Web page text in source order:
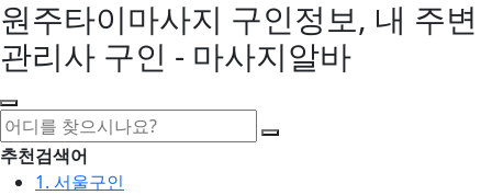
원주타이마사지 구인정보, 내 주변
관리사 구인 - 마사지알바
추천검색어
1. 서울구인